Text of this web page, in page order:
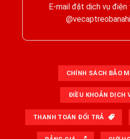
E-mail đặt dịch vụ
CHÍNH SÁCH BẢO
ĐIỀU KHOẢN DỊCH
THANH TOÁN ĐỔI TRẢ